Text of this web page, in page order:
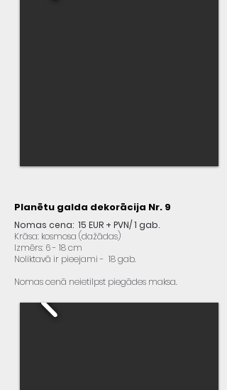
Planētu galda dekorācija Nr. 9
Nomas cena: 15 EUR + PVN/ 1 gab.
Krāsa: kosmosa (dažādas)
Izmērs: 6 - 18 cm
Noliktavā ir pieejami - 18 gab.
Nomas cenā neietilpst piegādes maksa.